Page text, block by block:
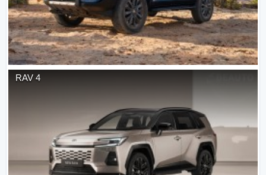
RAV 4